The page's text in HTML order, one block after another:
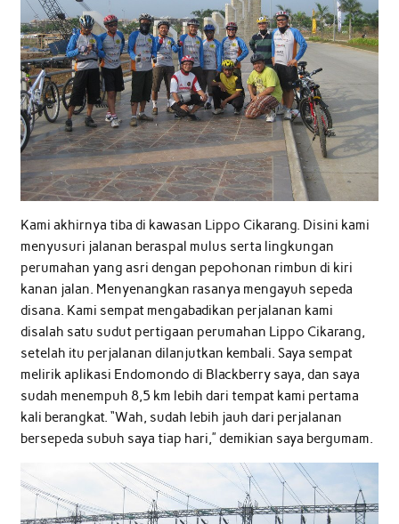
Kami akhirnya tiba di kawasan Lippo Cikarang. Disini kami
menyusuri jalanan beraspal mulus serta lingkungan
perumahan yang asri dengan pepohonan rimbun di kiri
kanan jalan. Menyenangkan rasanya mengayuh sepeda
disana. Kami sempat mengabadikan perjalanan kami
disalah satu sudut pertigaan perumahan Lippo Cikarang,
setelah itu perjalanan dilanjutkan kembali. Saya sempat
melirik aplikasi Endomondo di Blackberry saya, dan saya
sudah menempuh 8,5 km lebih dari tempat kami pertama
kali berangkat. “Wah, sudah lebih jauh dari perjalanan
bersepeda subuh saya tiap hari,” demikian saya bergumam.